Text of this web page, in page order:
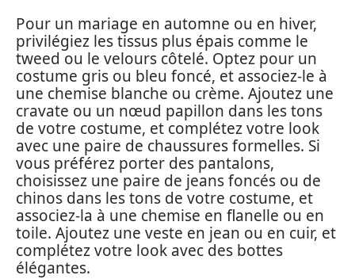
Pour un mariage en automne ou en hiver,
privilégiez les tissus plus épais comme le
tweed ou le velours côtelé. Optez pour un
costume gris ou bleu foncé, et associez-le à
une chemise blanche ou crème. Ajoutez une
cravate ou un nœud papillon dans les tons
de votre costume, et complétez votre look
avec une paire de chaussures formelles. Si
vous préférez porter des pantalons,
choisissez une paire de jeans foncés ou de
chinos dans les tons de votre costume, et
associez-la à une chemise en flanelle ou en
toile. Ajoutez une veste en jean ou en cuir, et
complétez votre look avec des bottes
élégantes.